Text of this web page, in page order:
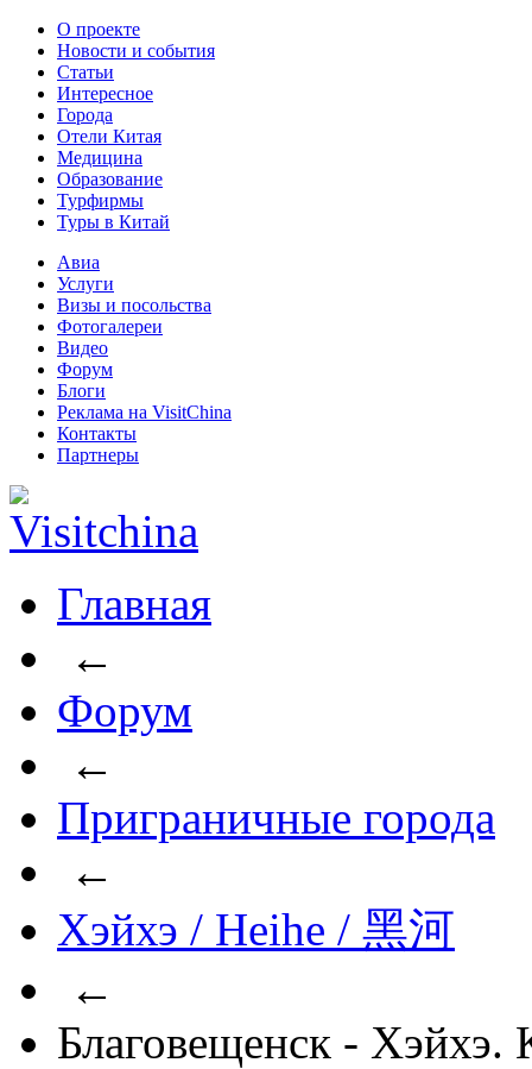
О проекте
Новости и события
Статьи
Интересное
Города
Отели Китая
Медицина
Образование
Турфирмы
Туры в Китай
Авиа
Услуги
Визы и посольства
Фотогалереи
Видео
Форум
Блоги
Реклама на VisitChina
Контакты
Партнеры
Главная
←
Форум
←
Приграничные города
←
Хэйхэ / Heihe / 黑河
←
Благовещенск - Хэйхэ.